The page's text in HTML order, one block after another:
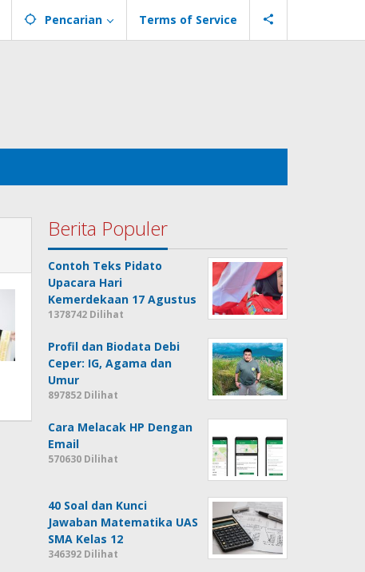
Pencarian Terms of Service
Berita Populer
Contoh Teks Pidato
Upacara Hari
Kemerdekaan 17 Agustus
1378742 Dilihat
Profil dan Biodata Debi
Ceper: IG, Agama dan
Umur
897852 Dilihat
Cara Melacak HP Dengan
Email
570630 Dilihat
40 Soal dan Kunci
Jawaban Matematika UAS
SMA Kelas 12
346392 Dilihat